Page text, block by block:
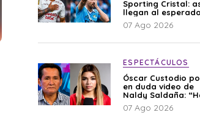
Sporting Cristal:
llegan al esperado
duelo
07 Ago 2026
ESPECTÁCULOS
Óscar Custodio
en duda video de
Naldy Saldaña:
cosas que de
se han editado”
07 Ago 2026